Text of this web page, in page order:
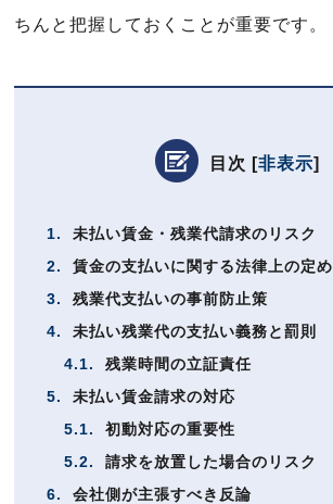
ちんと把握しておくことが重要です。
目次 [非表示]
1.
未払い賃金・残業代請求のリスク
2.
賃金の支払いに関する法律上の定め
3.
残業代支払いの事前防止策
4.
未払い残業代の支払い義務と罰則
4.1.
残業時間の立証責任
5.
未払い賃金請求の対応
5.1.
初動対応の重要性
5.2.
請求を放置した場合のリスク
6.
会社側が主張すべき反論